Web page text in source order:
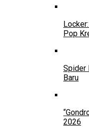
Pop
Spider
Baru
2026